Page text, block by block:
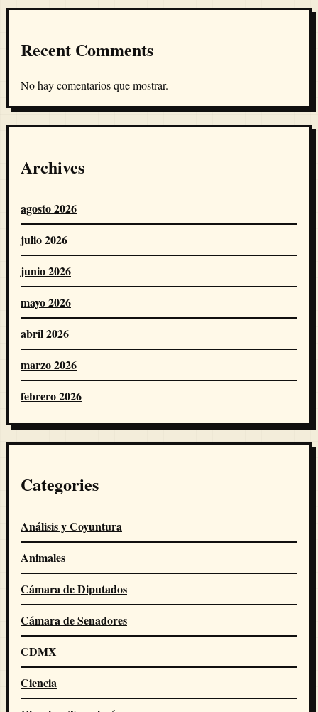
Recent Comments
No hay comentarios que mostrar.
Archives
agosto 2026
julio 2026
junio 2026
mayo 2026
abril 2026
marzo 2026
febrero 2026
Categories
Análisis y Coyuntura
Animales
Cámara de Diputados
Cámara de Senadores
CDMX
Ciencia